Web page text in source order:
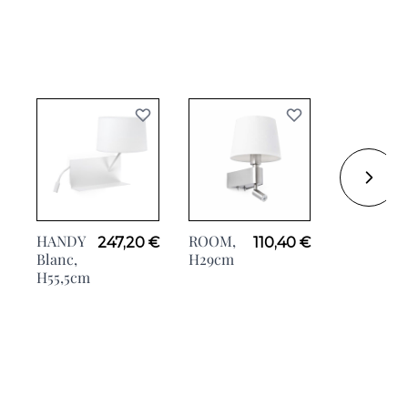
HANDY
Blanc,
H55,5cm
247,20 €
ROOM,
H29cm
110,40 €